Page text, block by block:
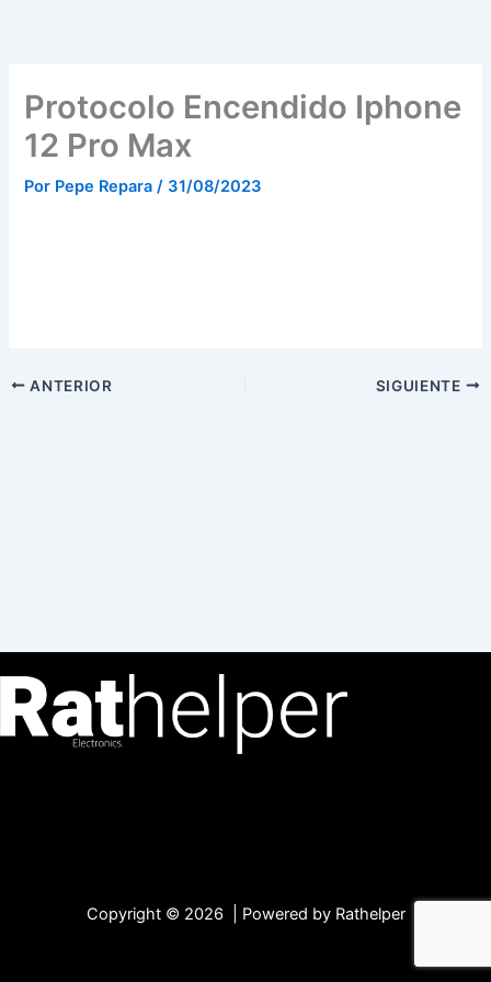
Protocolo Encendido Iphone
12 Pro Max
Por Pepe Repara/ 31/08/2023
ANTERIOR SIGUIENTE
Copyright © 2026 | Powered by Rathelper